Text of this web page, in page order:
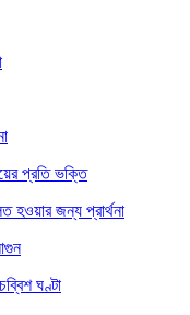
প্রতি ভক্তি
হওয়ার জন্য প্রার্থনা
ঘণ্টা